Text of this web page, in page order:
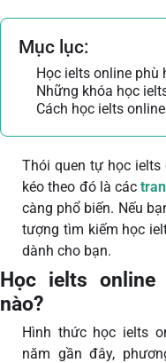
Mục lục:
Học ielts online phù
Những khóa học
Cách học ielts
Thói quen tự học ielts
kéo theo đó là các
càng phổ biến. Nếu
tượng tìm kiếm học
dành cho bạn.
Học ielts
nào?
Hình thức học ielts
năm gần đây,